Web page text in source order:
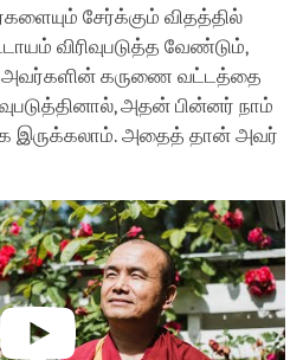
சேர்க்கும் விதத்தில்
விரிவுபடுத்த வேண்டும்,
அவர்களின் கருணை வட்டத்தை
அதன் பின்னர் நாம்
இருக்கலாம். அதைத் தான் அவர்